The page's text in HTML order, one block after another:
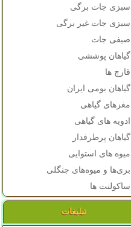
سبزی جات برگی
سبزی جات غیر برگی
صیفی جات
گیاهان پوششی
قارچ ها
گیاهان بومی ایران
مغزهای گیاهی
ادویه های گیاهی
گیاهان پرطرفدار
میوه های استوایی
بری‌ها و میوه‌های جنگلی
ساکولنت ها
تبلیغات